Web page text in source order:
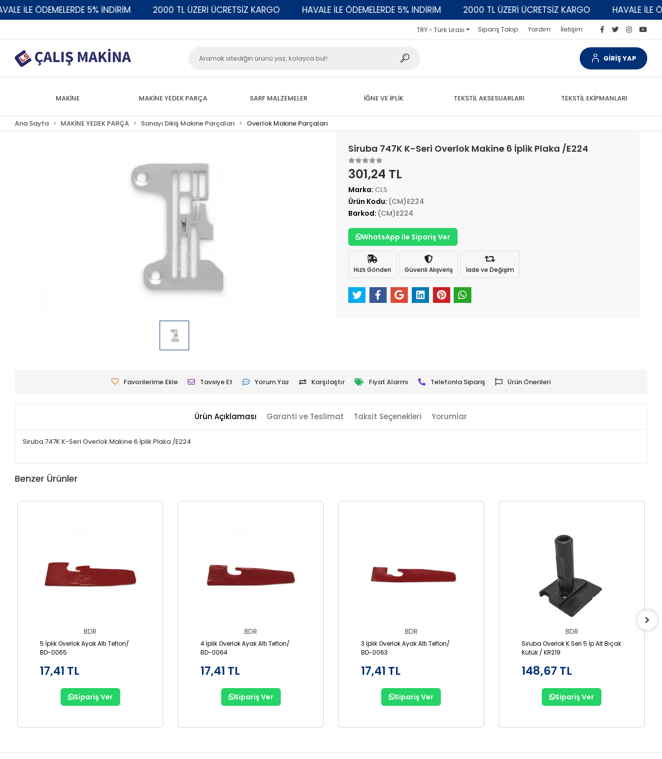
İLE ÖDEMELERDE 5% İNDİRİM 2000 TL ÜZERİ ÜCRETSİZ KARGO HAVALE İLE ÖDEMELERDE 5% İNDİRİM 2000 TL ÜZERİ ÜCRETSİZ KARGO HAVALE İLE
TRY - Türk Lirası Sipariş Takip Yardım İletişim
GİRİŞ YAP
MAKİNE MAKİNE YEDEK PARÇA SARF MALZEMELER İĞNE VE İPLİK TEKSTİL AKSESUARLARI TEKSTİL EKİPMANLARI
Ana Sayfa MAKİNE YEDEK PARÇA Sanayi Dikiş Makine Parçaları Overlok Makine Parçaları
Siruba 747K K-Seri Overlok Makine 6 İplik Plaka /E224
301,24 TL
Marka: CLS
Ürün Kodu: (CM)E224
Barkod: (CM)E224
WhatsApp ile Sipariş Ver
Hızlı Gönderi Güvenli Alışveriş İade ve Değişim
Favorilerime Ekle Tavsiye Et Yorum Yaz Karşılaştır Fiyat Alarmı Telefonla Sipariş Ürün Önerileri
Ürün Açıklaması Garanti ve Teslimat Taksit Seçenekleri Yorumlar
Siruba 747K K-Seri Overlok Makine 6 İplik Plaka /E224
Benzer Ürünler
BDR
5 İplik Overlok Ayak Altı Teflon/
BD-0065
17,41 TL
Sipariş Ver
BDR
4 İplik Overlok Ayak Altı Teflon/
BD-0064
17,41 TL
Sipariş Ver
BDR
3 İplik Overlok Ayak Altı Teflon/
BD-0063
17,41 TL
Sipariş Ver
BDR
Siruba Overlok K Seri 5 İp Alt Bıçak
Kütük / KR219
148,67 TL
Sipariş Ver